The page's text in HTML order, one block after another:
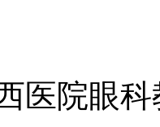
医院眼